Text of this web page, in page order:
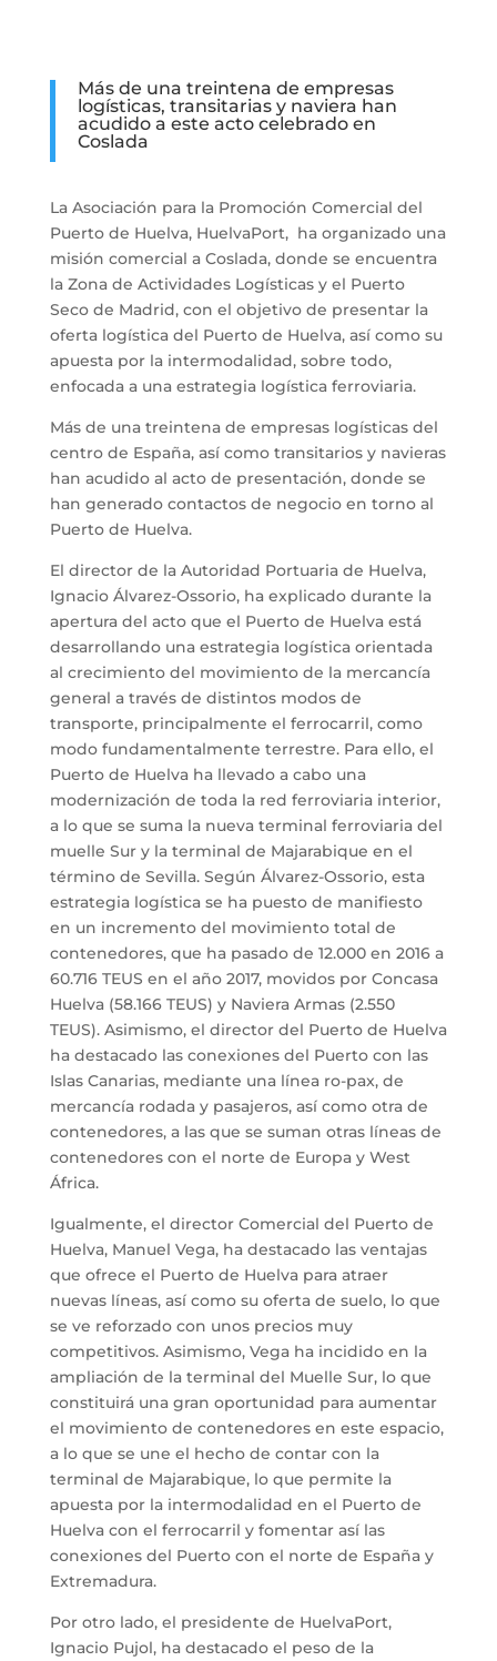
Más de una treintena de empresas
logísticas, transitarias y naviera han
acudido a este acto celebrado en
Coslada
La Asociación para la Promoción Comercial del
Puerto de Huelva, HuelvaPort, ha organizado una
misión comercial a Coslada, donde se encuentra
la Zona de Actividades Logísticas y el Puerto
Seco de Madrid, con el objetivo de presentar la
oferta logística del Puerto de Huelva, así como su
apuesta por la intermodalidad, sobre todo,
enfocada a una estrategia logística ferroviaria.
Más de una treintena de empresas logísticas del
centro de España, así como transitarios y navieras
han acudido al acto de presentación, donde se
han generado contactos de negocio en torno al
Puerto de Huelva.
El director de la Autoridad Portuaria de Huelva,
Ignacio Álvarez-Ossorio, ha explicado durante la
apertura del acto que el Puerto de Huelva está
desarrollando una estrategia logística orientada
al crecimiento del movimiento de la mercancía
general a través de distintos modos de
transporte, principalmente el ferrocarril, como
modo fundamentalmente terrestre. Para ello, el
Puerto de Huelva ha llevado a cabo una
modernización de toda la red ferroviaria interior,
a lo que se suma la nueva terminal ferroviaria del
muelle Sur y la terminal de Majarabique en el
término de Sevilla. Según Álvarez-Ossorio, esta
estrategia logística se ha puesto de manifiesto
en un incremento del movimiento total de
contenedores, que ha pasado de 12.000 en 2016 a
60.716 TEUS en el año 2017, movidos por Concasa
Huelva (58.166 TEUS) y Naviera Armas (2.550
TEUS). Asimismo, el director del Puerto de Huelva
ha destacado las conexiones del Puerto con las
Islas Canarias, mediante una línea ro-pax, de
mercancía rodada y pasajeros, así como otra de
contenedores, a las que se suman otras líneas de
contenedores con el norte de Europa y West
África.
Igualmente, el director Comercial del Puerto de
Huelva, Manuel Vega, ha destacado las ventajas
que ofrece el Puerto de Huelva para atraer
nuevas líneas, así como su oferta de suelo, lo que
se ve reforzado con unos precios muy
competitivos. Asimismo, Vega ha incidido en la
ampliación de la terminal del Muelle Sur, lo que
constituirá una gran oportunidad para aumentar
el movimiento de contenedores en este espacio,
a lo que se une el hecho de contar con la
terminal de Majarabique, lo que permite la
apuesta por la intermodalidad en el Puerto de
Huelva con el ferrocarril y fomentar así las
conexiones del Puerto con el norte de España y
Extremadura.
Por otro lado, el presidente de HuelvaPort,
Ignacio Pujol, ha destacado el peso de la